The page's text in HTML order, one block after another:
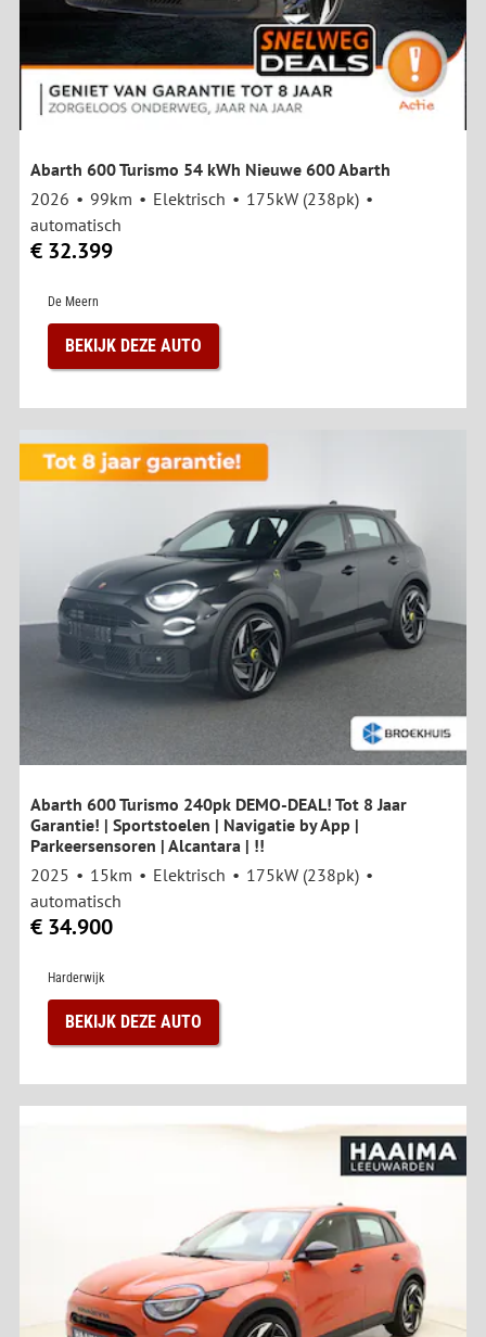
Abarth 600 Turismo 54 kWh Nieuwe 600 Abarth
2026
99km Elektrisch
175kW (238pk)
automatisch
€ 32.399
De Meern
BEKIJK DEZE AUTO
Abarth 600 Turismo 240pk DEMO-DEAL! Tot 8 Jaar
Garantie! | Sportstoelen | Navigatie by App |
Parkeersensoren | Alcantara | !!
2025
15km Elektrisch
175kW (238pk)
automatisch
€ 34.900
Harderwijk
BEKIJK DEZE AUTO